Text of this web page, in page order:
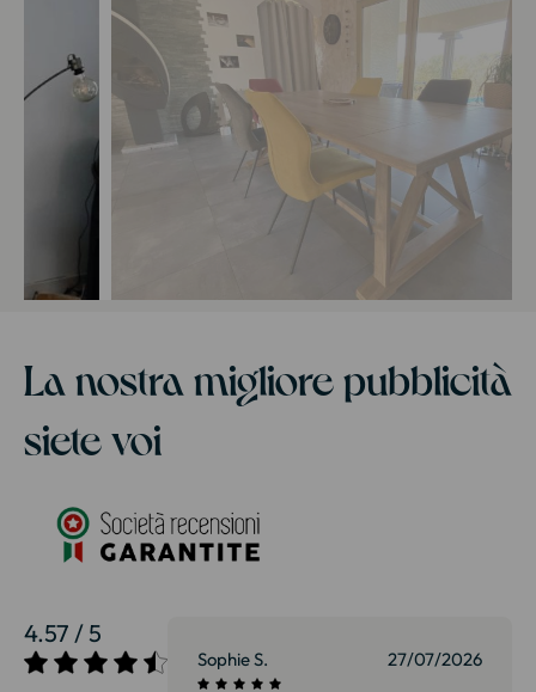
La nostra migliore pubblicità
siete voi
4.57 / 5
27/07/2026 Sophie S. 27/07/2026